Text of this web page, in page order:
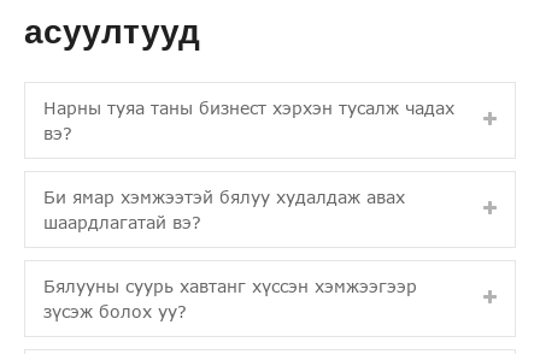
асуултууд
Нарны туяа таны бизнест хэрхэн тусалж чадах
вэ?
Би ямар хэмжээтэй бялуу худалдаж авах
шаардлагатай вэ?
Бялууны суурь хавтанг хүссэн хэмжээгээр
зүсэж болох уу?